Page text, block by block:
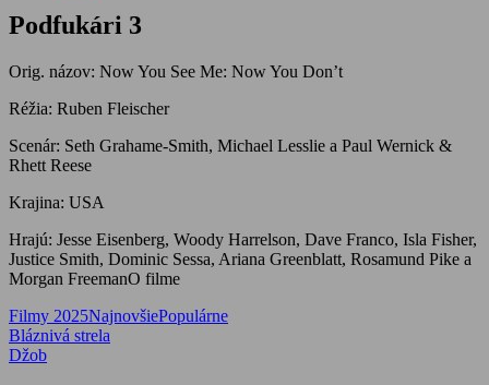
Podfukári 3
Orig. názov: Now You See Me: Now You Don’t
Réžia: Ruben Fleischer
Scenár: Seth Grahame-Smith, Michael Lesslie a Paul Wernick &
Rhett Reese
Krajina: USA
Hrajú: Jesse Eisenberg, Woody Harrelson, Dave Franco, Isla Fisher,
Justice Smith, Dominic Sessa, Ariana Greenblatt, Rosamund Pike a
Morgan FreemanO filme
Filmy 2025NajnovšiePopulárne
Navigácia
v
Previous
Post:
Bláznivá strela
Next
Džob